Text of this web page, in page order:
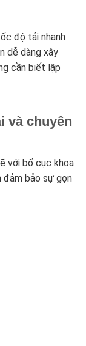
độ tải nhanh
dễ dàng xây
cần biết lập
và chuyên
với bố cục khoa
đảm bảo sự gọn